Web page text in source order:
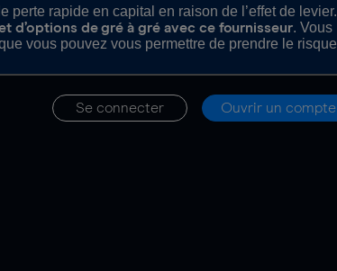
rapide en capital en raison de l’effet de levier.
d’options de gré à gré avec ce fournisseur. Vous
vous pouvez vous permettre de prendre le risque
Se connecter Ouvrir un compte